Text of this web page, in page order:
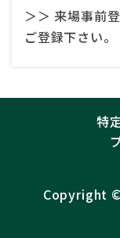
＞＞ 来場事前
ご登録下さい。
特
Copyright